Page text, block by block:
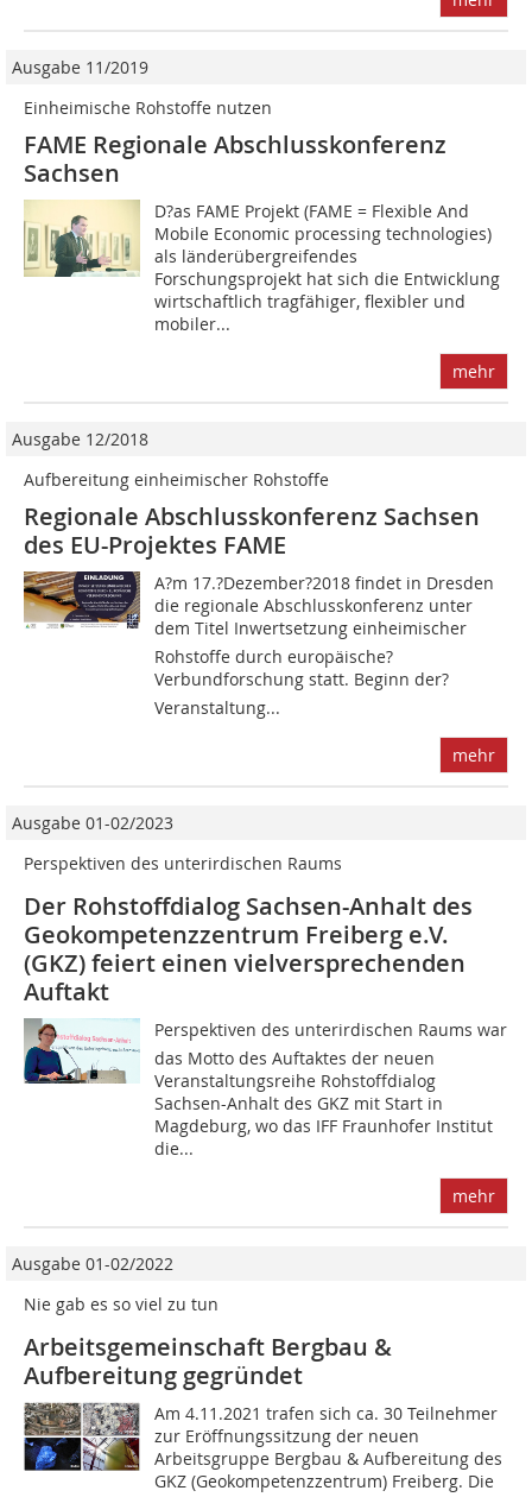
Ausgabe 11/2019
Einheimische Rohstoffe nutzen
FAME Regionale Abschlusskonferenz
Sachsen
D?as FAME Projekt (FAME = Flexible And
Mobile Economic processing technologies)
als länderübergreifendes
Forschungsprojekt hat sich die Entwicklung
wirtschaftlich tragfähiger, flexibler und
mobiler...
mehr
Ausgabe 12/2018
Aufbereitung einheimischer Rohstoffe
Regionale Abschlusskonferenz Sachsen
des EU-Projektes FAME
A?m 17.?Dezember?2018 findet in Dresden
die regionale Abschlusskonferenz unter
dem Titel Inwertsetzung einheimischer
Rohstoffe durch europäische?
Verbundforschung statt. Beginn der?
Veranstaltung...
mehr
Ausgabe 01-02/2023
Perspektiven des unterirdischen Raums
Der Rohstoffdialog Sachsen-Anhalt des
Geokompetenzzentrum Freiberg e.V.
(GKZ) feiert einen vielversprechenden
Auftakt
Perspektiven des unterirdischen Raums war
das Motto des Auftaktes der neuen
Veranstaltungsreihe Rohstoffdialog
Sachsen-Anhalt des GKZ mit Start in
Magdeburg, wo das IFF Fraunhofer Institut
die...
mehr
Ausgabe 01-02/2022
Nie gab es so viel zu tun
Arbeitsgemeinschaft Bergbau &
Aufbereitung gegründet
Am 4.11.2021 trafen sich ca. 30 Teilnehmer
zur Eröffnungssitzung der neuen
Arbeitsgruppe Bergbau & Aufbereitung des
GKZ (Geokompetenzzentrum) Freiberg. Die